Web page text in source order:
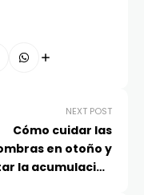
NEXT POST
Cómo cuidar las
en otoño y
la acumulación